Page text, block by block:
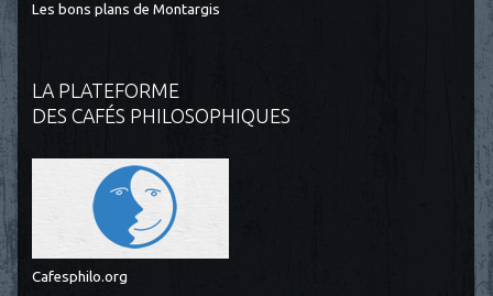
Les bons plans de Montargis
LA PLATEFORME
DES CAFÉS PHILOSOPHIQUES
Cafesphilo.org